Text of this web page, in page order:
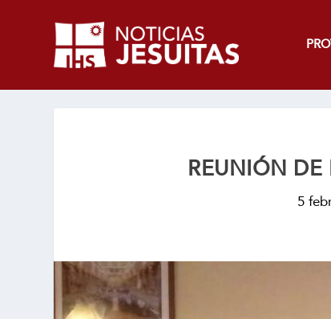
REUNIÓN DE
5